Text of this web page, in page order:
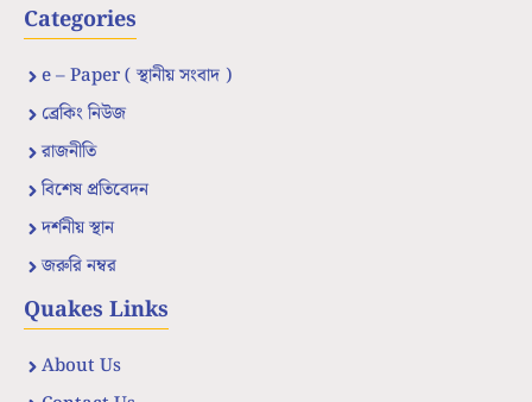
Categories
e – Paper ( স্থানীয় সংবাদ )
ব্রেকিং নিউজ
রাজনীতি
বিশেষ প্রতিবেদন
দর্শনীয় স্থান
জরুরি নম্বর
Quakes Links
About Us